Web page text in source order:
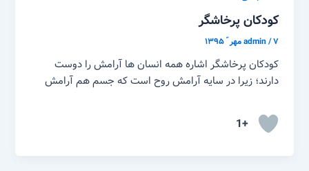
کودکان پرخاشگر
admin/۷ مهر ّ ۱۳۹۵
کودکان پرخاشگر اشاره همه انسان ها آرامش را دوست
دارند؛ زیرا در سایه آرامش روح است که جسم هم آرامش
+1